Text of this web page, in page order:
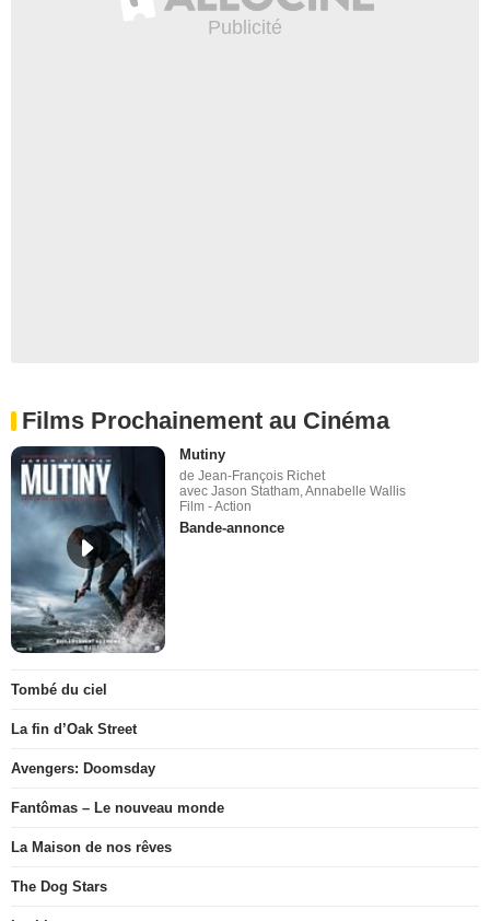
Films Prochainement au Cinéma
Mutiny
de Jean-François Richet
avec Jason Statham, Annabelle Wallis
Film - Action
Bande-annonce
Tombé du ciel
La fin d’Oak Street
Avengers: Doomsday
Fantômas – Le nouveau monde
La Maison de nos rêves
The Dog Stars